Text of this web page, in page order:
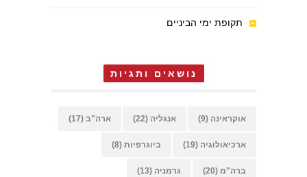
תקופת ימי הביניים
נושאים ותגיות
אוקראינה (9) אנגליה (22) ארה"ב (17)
ארכיאולוגיה (19) ביוגרפיות (8)
ברה"מ (20) גרמניה (13)